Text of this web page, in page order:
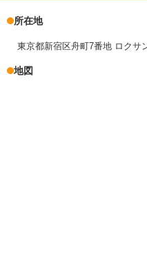
所在地
東京都新宿区舟町7番地 ロクサ
地図